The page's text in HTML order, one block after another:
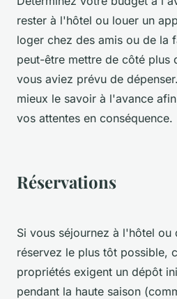
rester à l'hôtel ou louer un
loger chez des amis ou de la
peut-être mettre de côté plus
vous aviez prévu de
mieux le savoir à l'avance
vos attentes en conséquence.
Réservations
Si vous séjournez à l'hôtel ou
réservez le plus tôt possible,
propriétés exigent un dépôt
pendant la haute saison